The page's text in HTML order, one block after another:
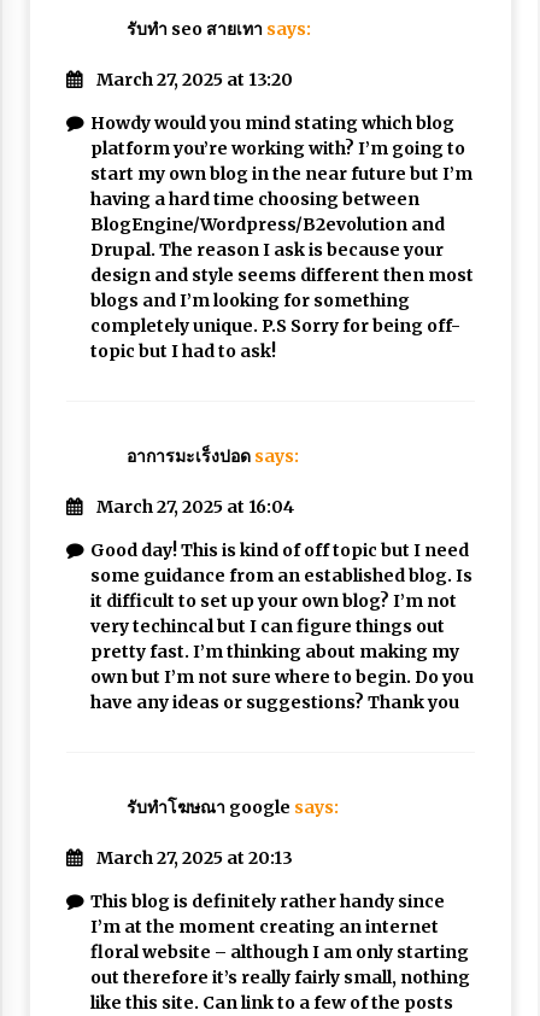
รับทำ seo สายเทา says:
March 27, 2025 at 13:20
Howdy would you mind stating which blog
platform you’re working with? I’m going to
start my own blog in the near future but I’m
having a hard time choosing between
BlogEngine/Wordpress/B2evolution and
Drupal. The reason I ask is because your
design and style seems different then most
blogs and I’m looking for something
completely unique. P.S Sorry for being off-
topic but I had to ask!
อาการมะเร็งปอด says:
March 27, 2025 at 16:04
Good day! This is kind of off topic but I need
some guidance from an established blog. Is
it difficult to set up your own blog? I’m not
very techincal but I can figure things out
pretty fast. I’m thinking about making my
own but I’m not sure where to begin. Do you
have any ideas or suggestions? Thank you
รับทําโฆษณา google says:
March 27, 2025 at 20:13
This blog is definitely rather handy since
I’m at the moment creating an internet
floral website – although I am only starting
out therefore it’s really fairly small, nothing
like this site. Can link to a few of the posts